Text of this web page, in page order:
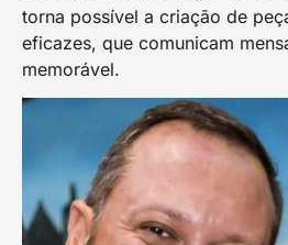
torna possível a criação de
eficazes, que comunicam
memorável.